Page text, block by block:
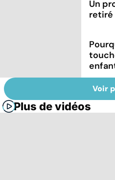
Un
retiré
Voir
Plus de vidéos